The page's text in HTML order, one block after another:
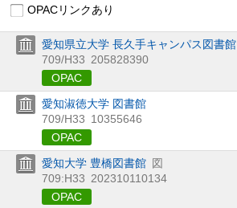
OPACリンクあり
愛知県立大学 長久手キャンパス図書館
709/H33 205828390
OPAC
愛知淑徳大学 図書館
709/H33 10355646
OPAC
愛知大学 豊橋図書館 図
709:H33 202310110134
OPAC